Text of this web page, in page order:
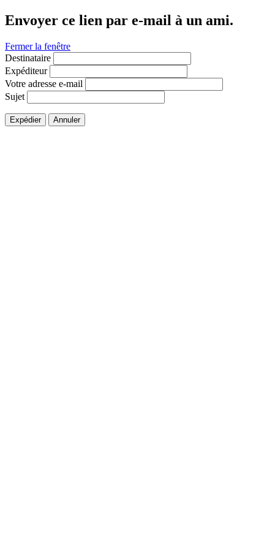
Envoyer ce lien par e-mail à un ami.
Fermer la fenêtre
Destinataire
Expéditeur
Votre adresse e-mail
Sujet
Expédier Annuler